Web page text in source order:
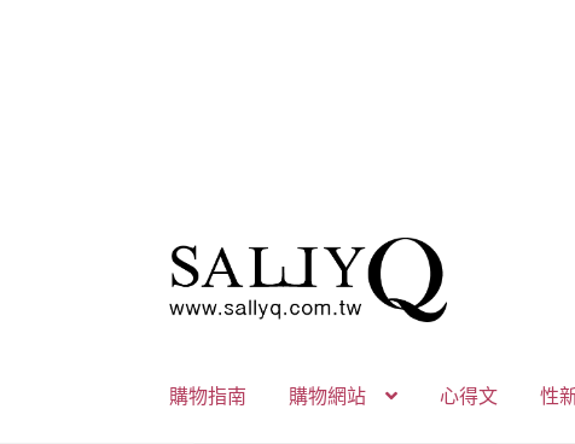
跳
至
導
跳
至
主
容
購物指南 購物網站 心得文 性